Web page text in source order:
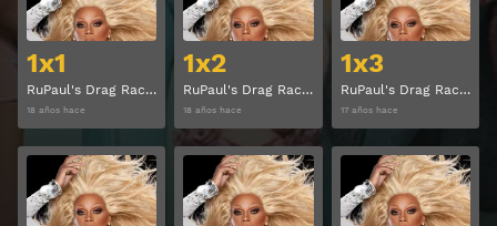
1x1
RuPaul's Drag Race Temporada 1 Capitulo 1
18 años hace
1x2
RuPaul's Drag Race Temporada 1 Capitulo 2
18 años hace
1x3
RuPaul's Drag Race Temporada 1 Capitulo 3
17 años hace
Ver Ver